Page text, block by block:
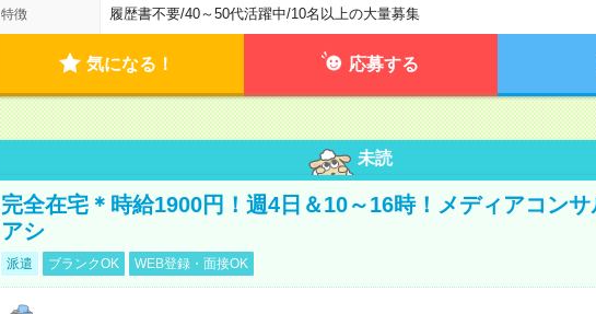
特徴 履歴書不要/40～50代活躍中/10名以上の大量募集
気になる！ 応募する
未読
完全在宅＊時給1900円！週4日＆10～16時！メディアコン
アシ
派遣 ブランクOK WEB登録・面接OK